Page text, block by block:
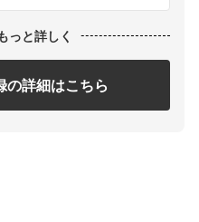
っと詳しく
詳細はこちら